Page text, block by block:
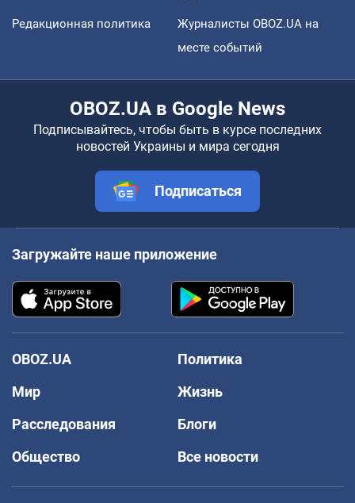
Редакционная политика
Журналисты OBOZ.UA на
месте событий
OBOZ.UA в Google News
Подписывайтесь, чтобы быть в курсе последних
новостей Украины и мира сегодня
Подписаться
Загружайте наше приложение
OBOZ.UA
Политика
Мир
Жизнь
Расследования
Блоги
Общество
Все новости